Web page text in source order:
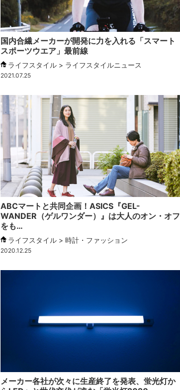
国内合繊メーカーが開発に力を入れる「スマート
スポーツウエア」最前線
ライフスタイル > ライフスタイルニュース
2021.07.25
ABCマートと共同企画！ASICS『GEL-
WANDER（ゲルワンダー）』は大人のオン・オフ
をも…
ライフスタイル > 時計・ファッション
2020.12.25
メーカー各社が次々に生産終了を発表、蛍光灯か